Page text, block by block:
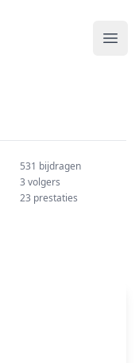
531 bijdragen
3 volgers
23 prestaties